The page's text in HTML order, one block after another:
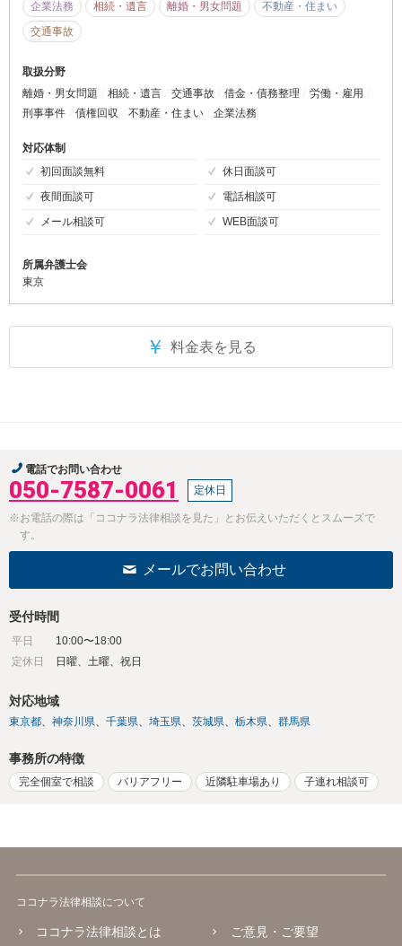
企業法務
相続・遺言 離婚・男女問題
不動産・住まい
交通事故
取扱分野
離婚・男女問題
相続・遺言 交通事故 借金・債務整理
労働・雇用
刑事事件
債権回収 不動産・住まい 企業法務
対応体制
初回面談無料
休日面談可
夜間面談可
電話相談可
メール相談可
WEB面談可
所属弁護士会
東京
￥ 料金表を見る
電話でお問い合わせ
050-7587-0061 定休日
※お電話の際は「ココナラ法律相談を見た」とお伝えいただくとスムーズで
す。
メールでお問い合わせ
受付時間
平日
10:00〜18:00
定休日
日曜、土曜、祝日
対応地域
東京都 神奈川県 千葉県 埼玉県 茨城県 栃木県 群馬県
事務所の特徴
完全個室で相談 バリアフリー 近隣駐車場あり 子連れ相談可
ココナラ法律相談について
ココナラ法律相談とは ご意見・ご要望